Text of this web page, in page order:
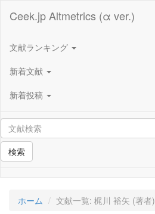
Ceek.jp Altmetrics (α ver.)
文献ランキング
新着文献
新着投稿
検索
ホーム 文献一覧: 梶川 裕矢 (著者)